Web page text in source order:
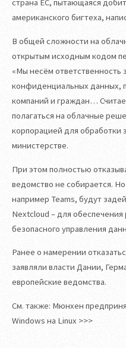
страна ЕС, пытающаяся
американского бигтеха,
В общей сложности на
открытым исходным кодом
«Мы несём ответственность
конфиденциальных данных,
компаний и граждан…
полагаться на облачные
корпорацией для обработки
министерстве.
При этом полностью
ведомство не собирается.
например Teams, будут
Nextcloud – для обеспечения
безопасного управления
Ранее о намерении
заявляли власти Дании,
европейские ведомства.
См. также: Мюнхен
Windows на Linux >>>